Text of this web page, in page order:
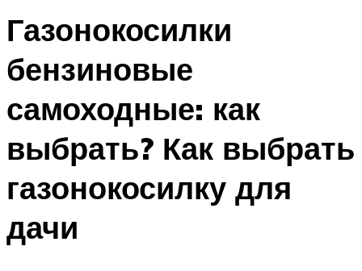
Газонокосилки
бензиновые
самоходные: как
выбрать? Как выбрать
газонокосилку для
дачи